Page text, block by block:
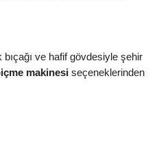
ve hafif gövdesiyle şehir
makinesi seçeneklerinden